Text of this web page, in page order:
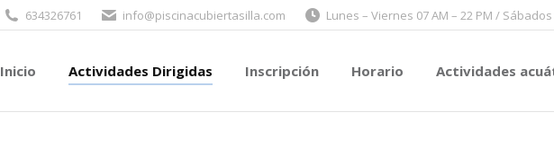
634326761 info@piscinacubiertasilla.com Lunes – Viernes 07 AM – 22 PM / Sábados
Inicio Actividades Dirigidas Inscripción Horario Actividades
Inicio Actividades Dirigidas Inscripción Horario Actividades